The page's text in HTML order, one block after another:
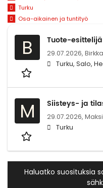
Turku
Osa-aikainen ja tuntityö
B Tuote-
29.07.2026,
Turku, Salo,
M Siisteys- ja
29.07.2026,
Turku
Haluatko suosituksia